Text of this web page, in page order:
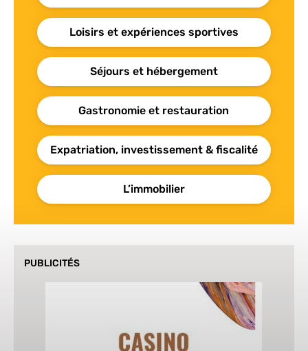
Loisirs et expériences sportives
Séjours et hébergement
Gastronomie et restauration
Expatriation, investissement & fiscalité
L’immobilier
PUBLICITÉS